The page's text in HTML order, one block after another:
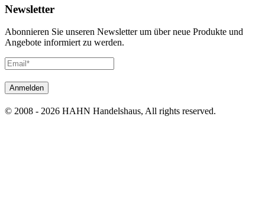
Newsletter
Abonnieren Sie unseren Newsletter um über neue Produkte und
Angebote informiert zu werden.
© 2008 - 2026 HAHN Handelshaus, All rights reserved.